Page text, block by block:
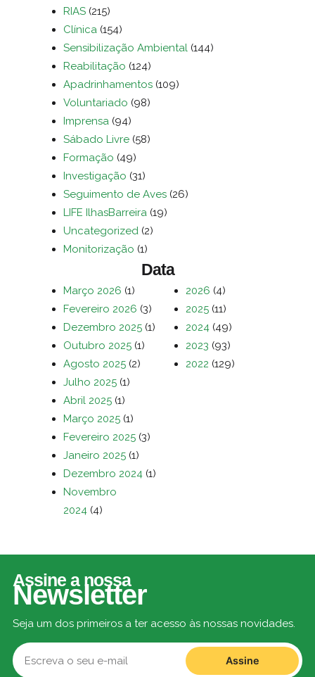
RIAS (215)
Clínica (154)
Sensibilização Ambiental (144)
Reabilitação (124)
Apadrinhamentos (109)
Voluntariado (98)
Imprensa (94)
Sábado Livre (58)
Formação (49)
Investigação (31)
Seguimento de Aves (26)
LIFE IlhasBarreira (19)
Uncategorized (2)
Monitorização (1)
Data
Março 2026 (1)
Fevereiro 2026 (3)
Dezembro 2025 (1)
Outubro 2025 (1)
Agosto 2025 (2)
Julho 2025 (1)
Abril 2025 (1)
Março 2025 (1)
Fevereiro 2025 (3)
Janeiro 2025 (1)
Dezembro 2024 (1)
Novembro
2024 (4)
2026 (4)
2025 (11)
2024 (49)
2023 (93)
2022 (129)
Assine a nossa
Newsletter
Seja um dos primeiros a ter acesso às nossas novidades.
Assine